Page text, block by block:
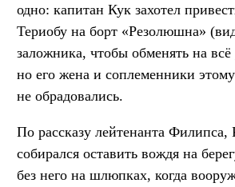
одно: капитан Кук захотел
Териобу на борт «Резолюшна»
заложника, чтобы обменять на всё
но его жена и соплеменники этому
не обрадовались.
По рассказу лейтенанта Филипса,
собирался оставить вождя на
без него на шлюпках, когда